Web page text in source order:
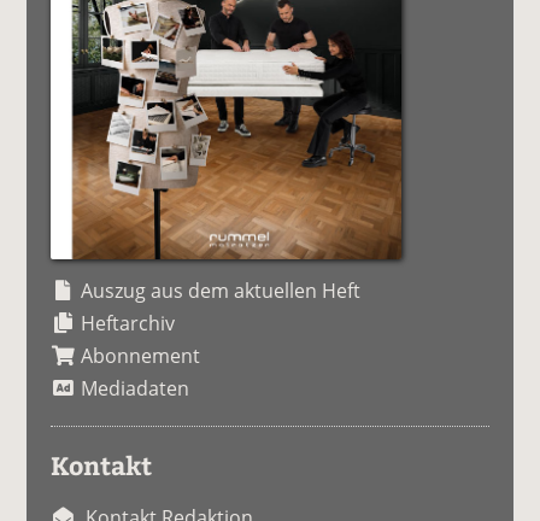
Auszug aus dem aktuellen Heft
Heftarchiv
Abonnement
Mediadaten
Kontakt